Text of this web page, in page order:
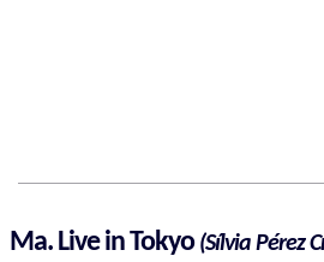
Ma. Live in Tokyo(Sílvia Pérez